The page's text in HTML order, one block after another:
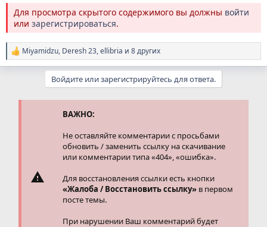
Для просмотра скрытого содержимого вы должны войти
или зарегистрироваться.
Р
е
Miyamidzu, Deresh 23,ellibria и 8 других
Войдите или зарегистрируйтесь для ответа.
ВАЖНО:
Не оставляйте комментарии с просьбами
обновить / заменить ссылку на скачивание
или комментарии типа «404», «ошибка».
Для восстановления ссылки есть кнопки
«Жалоба / Восстановить ссылку» в первом
посте темы.
При нарушении Ваш комментарий будет